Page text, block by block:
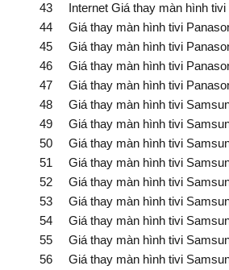
43 Internet Giá thay màn hình tivi
44 Giá thay màn hình tivi
45 Giá thay màn hình tivi
46 Giá thay màn hình tivi
47 Giá thay màn hình tivi
48 Giá thay màn hình tivi
49 Giá thay màn hình tivi Samsung
50 Giá thay màn hình tivi Samsung
51 Giá thay màn hình tivi Samsung
52 Giá thay màn hình tivi Samsung
53 Giá thay màn hình tivi Samsung
54 Giá thay màn hình tivi Samsung
55 Giá thay màn hình tivi Samsung
56 Giá thay màn hình tivi Samsung